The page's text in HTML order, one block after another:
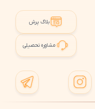
بلاگ پرش
مشاوره تحصیلی